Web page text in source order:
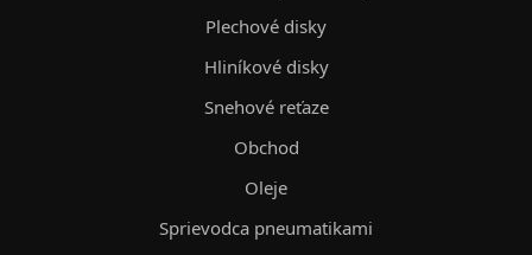
Plechové disky
Hliníkové disky
Snehové reťaze
Obchod
Oleje
Sprievodca pneumatikami